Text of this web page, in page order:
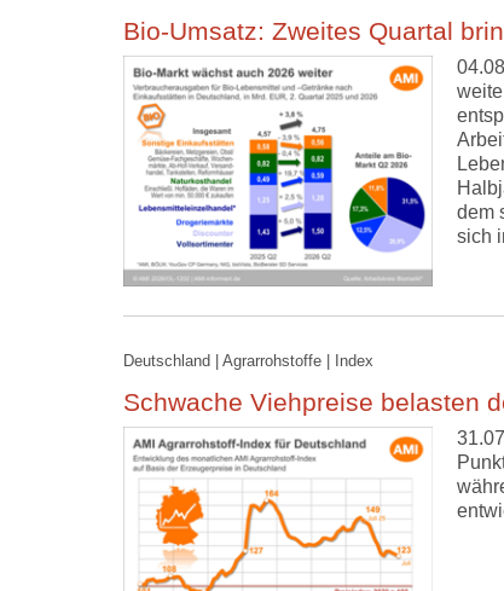
Bio-Umsatz: Zweites Quartal
dem
sich
Deutschland | Agrarrohstoffe | Index
Schwache Viehpreise belasten